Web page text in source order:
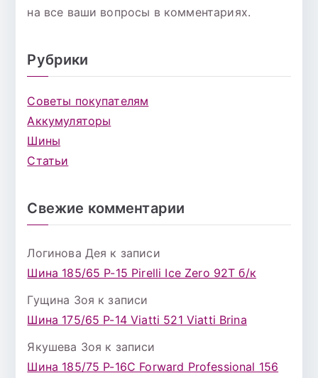
на все ваши вопросы в комментариях.
Рубрики
Советы покупателям
Аккумуляторы
Шины
Статьи
Свежие комментарии
Логинова Дея к записи
Шина 185/65 Р-15 Pirelli Ice Zero 92T б/к
Гущина Зоя к записи
Шина 175/65 Р-14 Viatti 521 Viatti Brina
Якушева Зоя к записи
Шина 185/75 Р-16С Forward Professional 156